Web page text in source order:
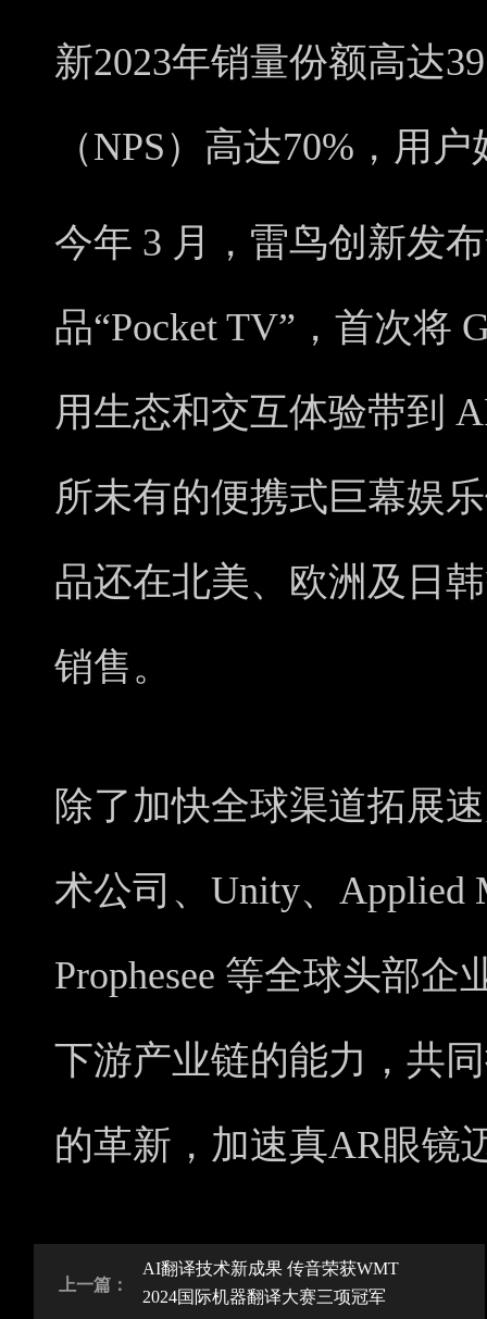
新2023年销量份额高达
（NPS）高达70%，用
今年 3 月，雷鸟创新发
品“Pocket TV”，首次将
用生态和交互体验带到
所未有的便携式巨幕娱
品还在北美、欧洲及日
销售。
除了加快全球渠道拓展
术公司、Unity、Applied
Prophesee 等全球头部
下游产业链的能力，共
的革新，加速真AR眼镜
上一篇：
AI翻译技术新成果 传音荣获WMT
2024国际机器翻译大赛三项冠军